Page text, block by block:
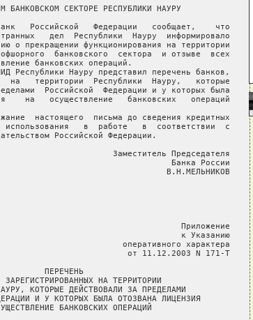
БАНКОВСКОМ СЕКТОРЕ РЕСПУБЛИКИ НАУРУ
Российской   Федерации   сообщает,    что
дел  Республики  Науру  информировало
о прекращении функционирования на территории
банковского  сектора  и отзыве  всех
банковских операций.
Республики Науру представил перечень банков,
на   территории  Республики  Науру,   которые
Российской  Федерации и у которых была
на   осуществление   банковских   операций
настоящего  письма до сведения кредитных
использования   в  работе   в  соответствии  с
Российской Федерации.
Заместитель Председателя
Банка России
В.Н.МЕЛЬНИКОВ
Приложение
к Указанию
оперативного характера
от 11.12.2003 N 171-Т
ПЕРЕЧЕНЬ
ЗАРЕГИСТРИРОВАННЫХ НА ТЕРРИТОРИИ
КОТОРЫЕ ДЕЙСТВОВАЛИ ЗА ПРЕДЕЛАМИ
И У КОТОРЫХ БЫЛА ОТОЗВАНА ЛИЦЕНЗИЯ
БАНКОВСКИХ ОПЕРАЦИЙ